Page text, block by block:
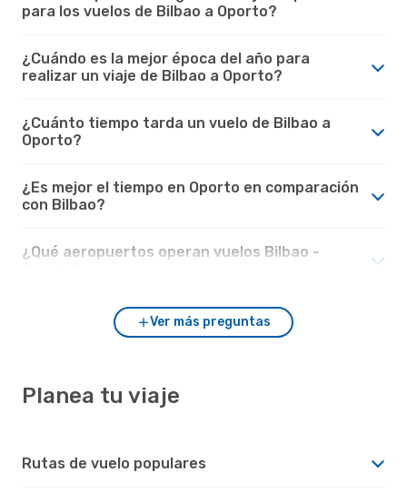
para los vuelos de Bilbao a Oporto?
¿Cuándo es la mejor época del año para
realizar un viaje de Bilbao a Oporto?
¿Cuánto tiempo tarda un vuelo de Bilbao a
Oporto?
¿Es mejor el tiempo en Oporto en comparación
con Bilbao?
¿Qué aeropuertos operan vuelos Bilbao -
Ver más preguntas
Planea tu viaje
Rutas de vuelo populares